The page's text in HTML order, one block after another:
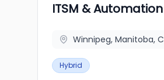
ITSM &
Winnipeg, Manitoba,
Hybrid